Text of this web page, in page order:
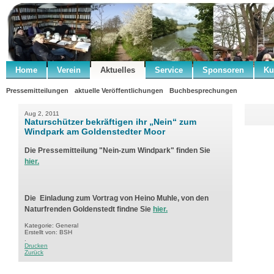
Home Verein Aktuelles Service Sponsoren
Pressemitteilungen aktuelle Veröffentlichungen Buchbesprechungen
Aug 2, 2011
Naturschützer bekräftigen ihr „Nein“ zum
Windpark am Goldenstedter Moor
Die Pressemitteilung "Nein-zum Windpark" finden Sie
hier.
Die Einladung zum Vortrag von Heino Muhle, von den
Naturfrenden Goldenstedt findne Sie hier.
Kategorie: General
Erstellt von: BSH
Drucken
Zurück